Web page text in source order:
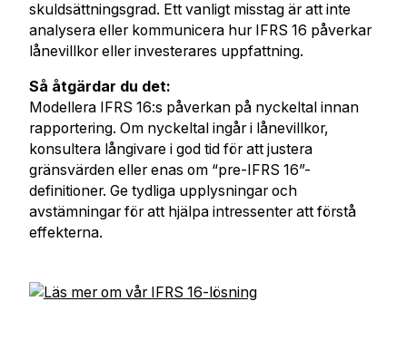
skuldsättningsgrad. Ett vanligt misstag är att inte
analysera eller kommunicera hur IFRS 16 påverkar
lånevillkor eller investerares uppfattning.
Så åtgärdar du det:
Modellera IFRS 16:s påverkan på nyckeltal innan
rapportering. Om nyckeltal ingår i lånevillkor,
konsultera långivare i god tid för att justera
gränsvärden eller enas om “pre-IFRS 16”-
definitioner. Ge tydliga upplysningar och
avstämningar för att hjälpa intressenter att förstå
effekterna.